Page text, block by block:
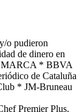
o pudieron
de dinero en
MARCA * BBVA
de Cataluña
* JM-Bruneau
Premier Plus.